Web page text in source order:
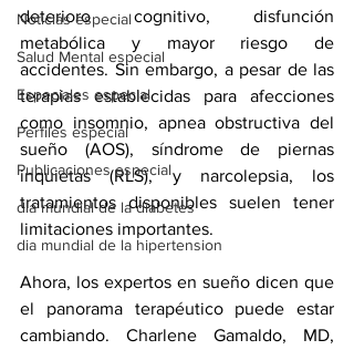
Noticias especial
Salud Mental especial
Especiales especial
Perfiles especial
Publicaciones especial
dia mundial de la diabetes
dia mundial de la hipertension
deterioro cognitivo, disfunción
metabólica y mayor riesgo de
accidentes. Sin embargo, a pesar de las
terapias establecidas para afecciones
como insomnio, apnea obstructiva del
sueño (AOS), síndrome de piernas
inquietas (RLS), y narcolepsia, los
tratamientos disponibles suelen tener
limitaciones importantes.
Ahora, los expertos en sueño dicen que
el panorama terapéutico puede estar
cambiando. Charlene Gamaldo, MD,